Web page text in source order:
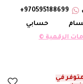
970595188699+
حسابي
الرقمية ©
في